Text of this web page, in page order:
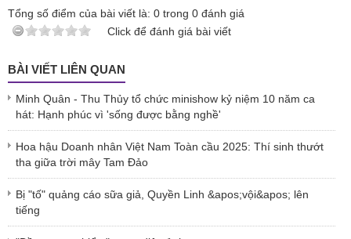
Tổng số điểm của bài viết là: 0 trong 0 đánh giá
Click để đánh giá bài viết
BÀI VIẾT LIÊN QUAN
Minh Quân - Thu Thủy tổ chức minishow kỷ niệm 10 năm ca
hát: Hạnh phúc vì 'sống được bằng nghề'
Hoa hậu Doanh nhân Việt Nam Toàn cầu 2025: Thí sinh thướt
tha giữa trời mây Tam Đảo
Bị "tố" quảng cáo sữa giả, Quyền Linh &apos;vội&apos; lên
tiếng